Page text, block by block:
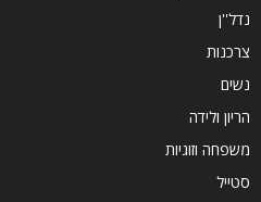
נדל''ן
צרכנות
נשים
הריון ולידה
משפחה וזוגיות
סטייל